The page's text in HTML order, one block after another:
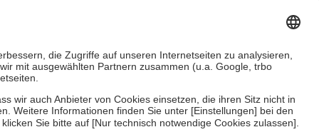
Zuzahlungen an bei: